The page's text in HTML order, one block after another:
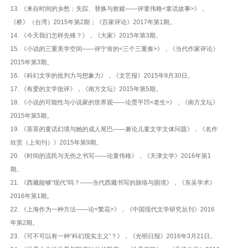
13. 《来自时间的乡愁：失踪、替换与救赎——评童伟格<童话故事>》，
《桥》（台湾）2015年第2期；《百家评论》2017年第1期。
14. 《今天我们怎样先锋？》，《大家》2015年第3期。
15. 《小说的三重美学空间——评宁肯的<三个三重奏>》，《当代作家评论》
2015年第3期。
16. 《科幻文学的批判力与想象力》，《文艺报》2015年9月30日。
17. 《有爱的文学批评》，《南方文坛》2015年第5期。
18. 《小说的可能性与小说家的世界观——论贾平凹<老生>》，《南方文坛》
2015年第5期。
19. 《茶茶的童话幻境与她的成人尾巴——兼论儿童文学文体问题》，《名作
欣赏（上旬刊）》2015年第9期。
20. 《时间的流民与无伤之书写——论童伟格》，《天津文学》2016年第1
期。
21. 《西藏能够“现代”吗？——当代西藏书写的脉络与困境》，《东吴学术》
2016年第1期。
22. 《上海作为一种方法——论<繁花>》，《中国现代文学研究丛刊》2016
年第2期。
23. 《可不可以有一种“科幻现实主义”？》，《光明日报》2016年3月21日。